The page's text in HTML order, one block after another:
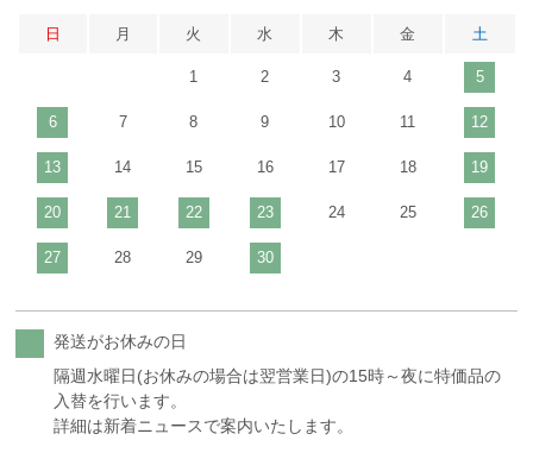
日 月 火 水 木 金 土
1 2 3 4 5
6 7 8 9 10 11 12
13 14 15 16 17 18 19
20 21 22 23 24 25 26
27 28 29 30
発送がお休みの日
隔週水曜日(お休みの場合は翌営業日)の15時～夜に特価品の
入替を行います。
詳細は新着ニュースで案内いたします。